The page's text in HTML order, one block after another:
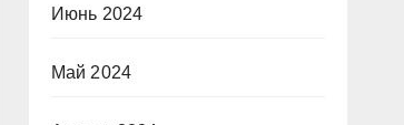
Июнь 2024
Май 2024